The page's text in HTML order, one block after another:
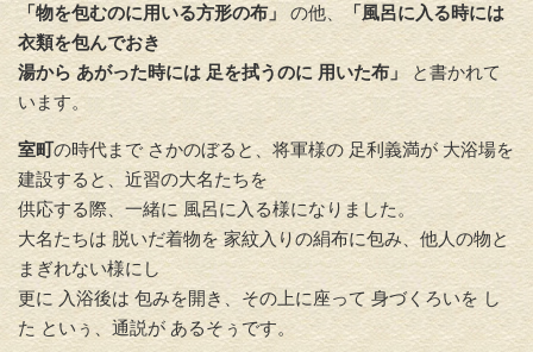
「物を包むのに用いる方形の布」
の他、 「風呂に入る時には
衣類を包んでおき
湯から あがった時には 足を拭うのに 用いた布」
と書かれて
います。
室町の時代まで さかのぼると、将軍様の 足利義満が 大浴場を
建設すると、近習の大名たちを
供応する際、一緒に 風呂に入る様になりました。
大名たちは 脱いだ着物を 家紋入りの絹布に包み、他人の物と
まぎれない様にし
更に 入浴後は 包みを開き、その上に座って 身づくろいを し
た といぅ、通説が あるそぅです。